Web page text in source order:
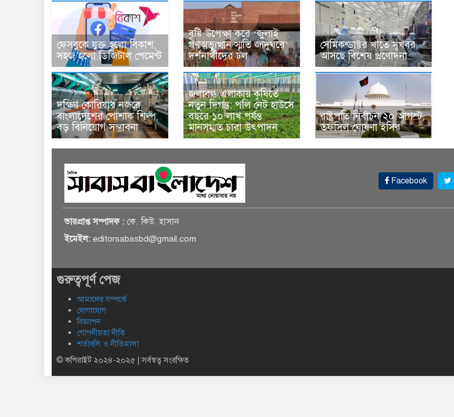
ফেসবুকে যুক্ত হলো বিকাশ,
সহজ হলো ডিজিটাল পেমেন্ট
বৃষ্টি উপেক্ষা করে ‘জুলাই
গণঅভ্যুত্থান স্মৃতি জাদুঘরে’
দর্শনার্থীদের ঢল
সেমিকন্ডাক্টর খাতে সুখবর,
আসছে বিশেষ প্রণোদনা
দক্ষিণ কোরিয়ার নজরে
বাংলাদেশের পোশাক শিল্প,
বড় বিনিয়োগ সম্ভাবনা
জলাবদ্ধ এলাকায় কৃষিতে
নতুন দিগন্ত: পলি নেট হাউসে
বছরে ১০ লাখ পর্যন্ত
মানসম্মত চারা উৎপাদন
রাষ্ট্রপতি নির্বাচন ২০ আগস্ট,
তফসিল ঘোষণা ইসির
Facebook
ভারপ্রাপ্ত সম্পাদক : কে. কিউ. হাসান
ইমেইল: editorsabasbd@gmail.com
গুরুত্বপূর্ণ পেজ
আমাদের সম্পর্কে
যোগাযোগ
বিজ্ঞাপন
গোপনীয়তা নীতি
শর্তাবলি ও নীতিমালা
© কপিরাইট ২০২৪-২০২৫ | সর্বস্বত্ব সংরক্ষিত